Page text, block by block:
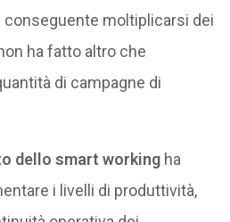
moltiplicarsi dei
ha fatto altro che
di campagne di
dello smart workingha
i livelli di produttività,